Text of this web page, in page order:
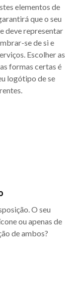
elementos de
que o seu
deve representar
se de si e
Escolher as
formas certas é
logótipo de se
O seu
ou apenas de
de ambos?